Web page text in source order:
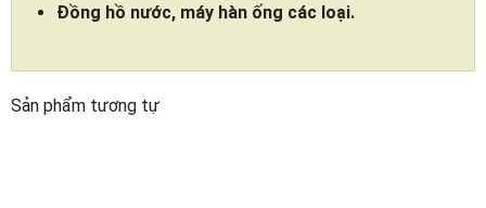
Đồng hồ nước, máy hàn ống các loại.
Sản phẩm tương tự